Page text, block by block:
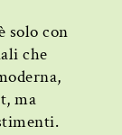
solo con
che
ma